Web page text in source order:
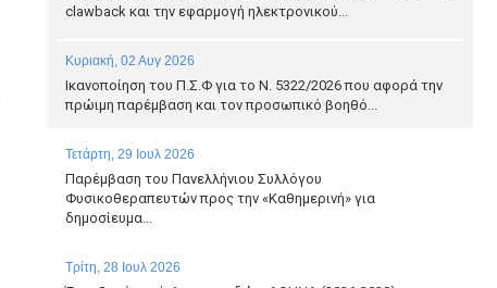
clawback και την εφαρμογή ηλεκτρονικού...
Κυριακή, 02 Αυγ 2026
Ικανοποίηση του Π.Σ.Φ για το Ν. 5322/2026 που αφορά την
πρώιμη παρέμβαση και τον προσωπικό βοηθό...
Τετάρτη, 29 Ιουλ 2026
Παρέμβαση του Πανελλήνιου Συλλόγου
Φυσικοθεραπευτών προς την «Καθημερινή» για
δημοσίευμα...
Τρίτη, 28 Ιουλ 2026